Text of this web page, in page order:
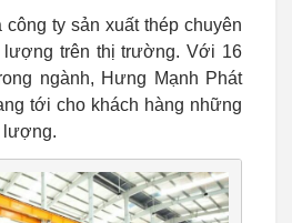
ty sản xuất thép chuyên
lượng trên thị trường. Với 16
ngành, Hưng Mạnh Phát
tới cho khách hàng những
lượng.